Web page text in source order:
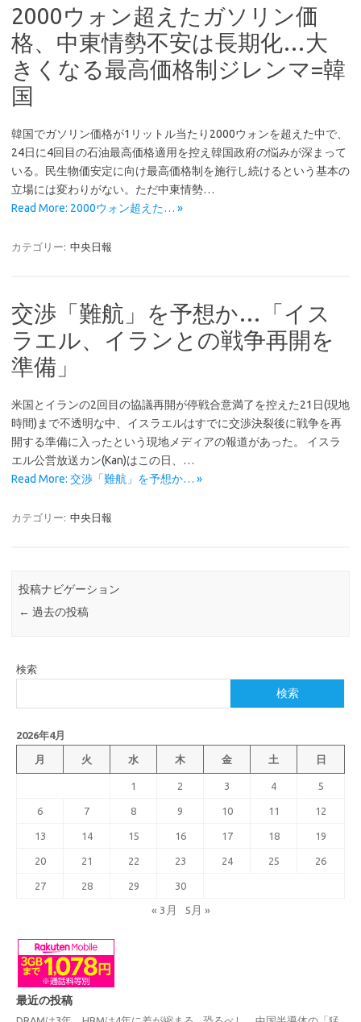
2000ウォン超えたガソリン価
格、中東情勢不安は長期化…大
きくなる最高価格制ジレンマ=韓
国
韓国でガソリン価格が1リットル当たり2000ウォンを超えた中で、
24日に4回目の石油最高価格適用を控え韓国政府の悩みが深まって
いる。民生物価安定に向け最高価格制を施行し続けるという基本の
立場には変わりがない。ただ中東情勢…
Read More: 2000ウォン超えた… »
カテゴリー: 中央日報
交渉「難航」を予想か…「イス
ラエル、イランとの戦争再開を
準備」
米国とイランの2回目の協議再開が停戦合意満了を控えた21日(現地
時間)まで不透明な中、イスラエルはすでに交渉決裂後に戦争を再
開する準備に入ったという現地メディアの報道があった。 イスラ
エル公営放送カン(Kan)はこの日、…
Read More: 交渉「難航」を予想か… »
カテゴリー: 中央日報
投稿ナビゲーション
← 過去の投稿
検索
検索
2026年4月
月 火 水 木 金 土 日
1 2 3 4 5
6 7 8 9 10 11 12
13 14 15 16 17 18 19
20 21 22 23 24 25 26
27 28 29 30
« 3月 5月 »
最近の投稿